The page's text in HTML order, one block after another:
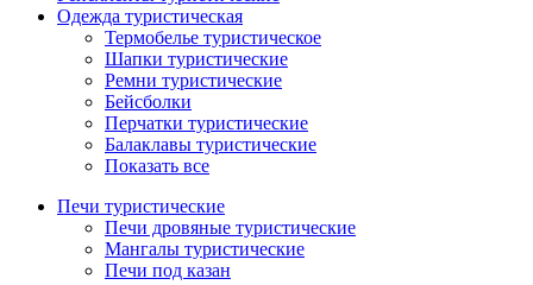
Одежда туристическая
Термобелье туристическое
Шапки туристические
Ремни туристические
Бейсболки
Перчатки туристические
Балаклавы туристические
Показать все
Печи туристические
Печи дровяные туристические
Мангалы туристические
Печи под казан